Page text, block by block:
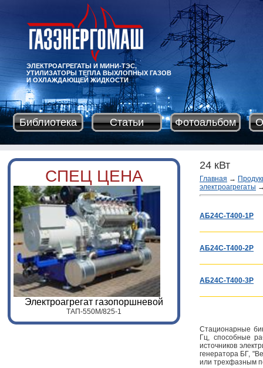
ЭЛЕКТРОАГРЕГАТЫ И МИНИ-ТЭС,
УТИЛИЗАТОРЫ ТЕПЛА ВЫХЛОПНЫХ ГАЗОВ
И ОХЛАЖДАЮЩЕЙ ЖИДКОСТИ
Библиотека Статьи Фотоальбом
СПЕЦ ЦЕНА
Электроагрегат газопоршневой
ТАП-550M/825-1
24 кВт
Главная →
электроагрегаты
АБ24С-Т400-1Р
АБ24С-Т400-2Р
АБ24С-Т400-3Р
Стационарные
Гц, способные
источников
генератора БГ,
или трехфазным